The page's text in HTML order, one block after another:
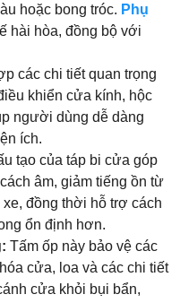
hoặc bong tróc. Phụ
hài hòa, đồng bộ với
các chi tiết quan trọng
khiển cửa kính, hộc
người dùng dễ dàng
ích.
tạo của táp bi cửa góp
âm, giảm tiếng ồn từ
đồng thời hỗ trợ cách
ổn định hơn.
Tấm ốp này bảo vệ các
cửa, loa và các chi tiết
cửa khỏi bụi bẩn,